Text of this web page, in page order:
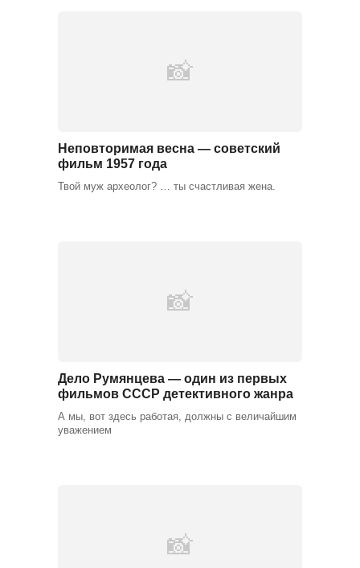
Неповторимая весна — советский
фильм 1957 года
Твой муж археолог? … ты счастливая жена.
Дело Румянцева — один из первых
фильмов СССР детективного жанра
А мы, вот здесь работая, должны с величайшим
уважением